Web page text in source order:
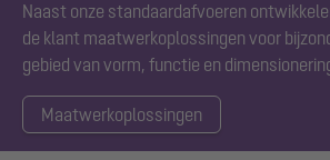
Naast onze standaardafvoeren
de klant maatwerkoplossingen voor
gebied van vorm, functie en
Maatwerkoplossingen